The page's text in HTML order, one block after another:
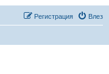
Влез
Регистрация